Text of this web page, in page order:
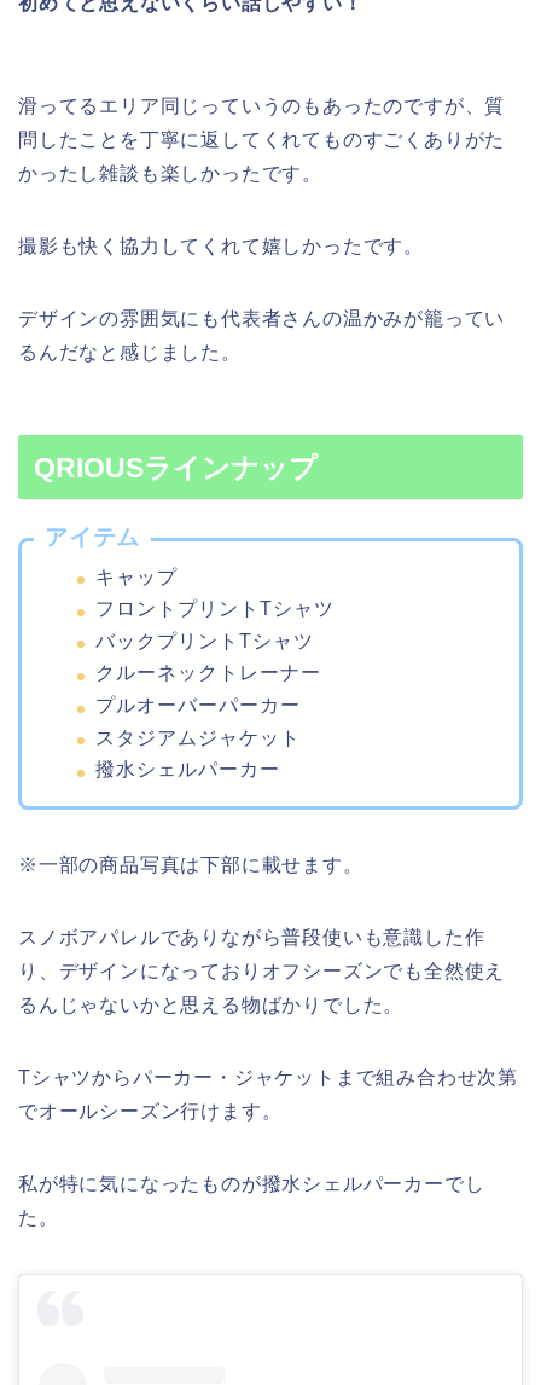
滑ってるエリア同じっていうのもあったのですが、質
問したことを丁寧に返してくれてものすごくありがた
かったし雑談も楽しかったです。
撮影も快く協力してくれて嬉しかったです。
デザインの雰囲気にも代表者さんの温かみが籠ってい
るんだなと感じました。
QRIOUSラインナップ
アイテム
キャップ
フロントプリントTシャツ
バックプリントTシャツ
クルーネックトレーナー
プルオーバーパーカー
スタジアムジャケット
撥水シェルパーカー
※一部の商品写真は下部に載せます。
スノボアパレルでありながら普段使いも意識した作
り、デザインになっておりオフシーズンでも全然使え
るんじゃないかと思える物ばかりでした。
Tシャツからパーカー・ジャケットまで組み合わせ次第
でオールシーズン行けます。
私が特に気になったものが撥水シェルパーカーでし
た。